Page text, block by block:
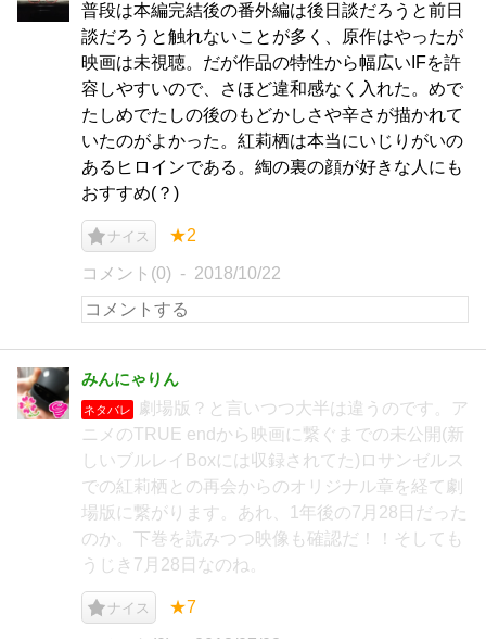
普段は本編完結後の番外編は後日談だろうと前日
談だろうと触れないことが多く、原作はやったが
映画は未視聴。だが作品の特性から幅広いIFを許
容しやすいので、さほど違和感なく入れた。めで
たしめでたしの後のもどかしさや辛さが描かれて
いたのがよかった。紅莉栖は本当にいじりがいの
あるヒロインである。綯の裏の顔が好きな人にも
おすすめ(？)
ナイス ★2
コメント(0) 2018/10/22
みんにゃりん
ネタバレ
劇場版？と言いつつ大半は違うのです。ア
ニメのTRUE endから映画に繋ぐまでの未公開(新
しいブルレイBoxには収録されてた)ロサンゼルス
での紅莉栖との再会からのオリジナル章を経て劇
場版に繋がります。あれ、1年後の7月28日だった
のか。下巻を読みつつ映像も確認だ！！そしても
うじき7月28日なのね。
ナイス ★7